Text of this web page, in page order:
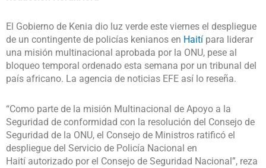
El Gobierno de Kenia dio luz verde este viernes el despliegue
de un contingente de policías kenianos en Haití para liderar
una misión multinacional aprobada por la ONU, pese al
bloqueo temporal ordenado esta semana por un tribunal del
país africano. La agencia de noticias EFE así lo reseña.
“Como parte de la misión Multinacional de Apoyo a la
Seguridad de conformidad con la resolución del Consejo de
Seguridad de la ONU, el Consejo de Ministros ratificó el
despliegue del Servicio de Policía Nacional en
Haití autorizado por el Consejo de Seguridad Nacional”, reza